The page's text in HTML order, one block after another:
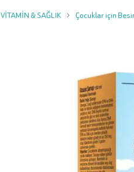
VİTAMİN & SAĞLIK Çocuklar için